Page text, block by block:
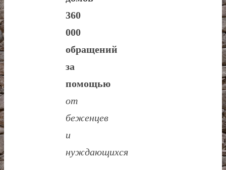
360
000
обращений
за
помощью
от
беженцев
и
нуждающихся